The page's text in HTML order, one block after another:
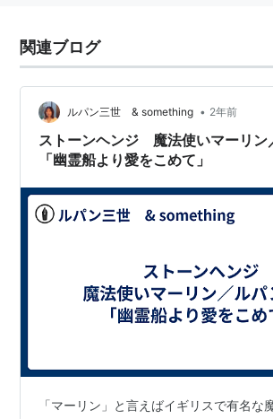
関連ブログ
ルパン三世 & something • 2年前
ストーンヘンジ 魔法使いマーリン
「幽霊船より愛をこめて」
「マーリン」と言えばイギリスで有名な